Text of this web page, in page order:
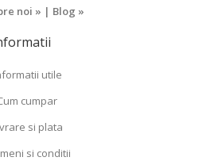
noi » | Blog »
utile
cumpar
si plata
si conditii